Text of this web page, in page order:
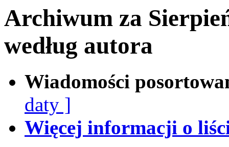
Archiwum za
według autora
Wiadomości
daty ]
Więcej informacji o